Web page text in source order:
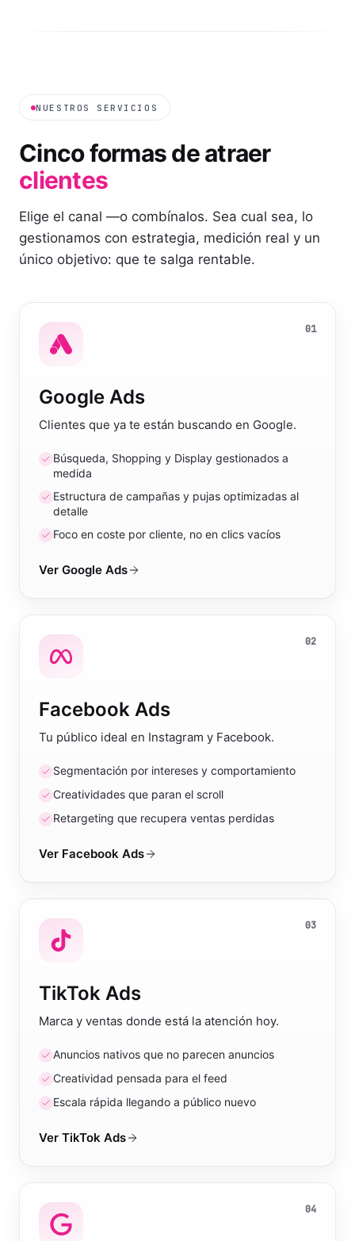
NUESTROS SERVICIOS
Cinco formas de atraer
clientes
Elige el canal —o combínalos. Sea cual sea, lo
gestionamos con estrategia, medición real y un
único objetivo: que te salga rentable.
01
Google Ads
Clientes que ya te están buscando en Google.
Búsqueda, Shopping y Display gestionados a
medida
Estructura de campañas y pujas optimizadas al
detalle
Foco en coste por cliente, no en clics vacíos
Ver Google Ads
02
Facebook Ads
Tu público ideal en Instagram y Facebook.
Segmentación por intereses y comportamiento
Creatividades que paran el scroll
Retargeting que recupera ventas perdidas
Ver Facebook Ads
03
TikTok Ads
Marca y ventas donde está la atención hoy.
Anuncios nativos que no parecen anuncios
Creatividad pensada para el feed
Escala rápida llegando a público nuevo
Ver TikTok Ads
04